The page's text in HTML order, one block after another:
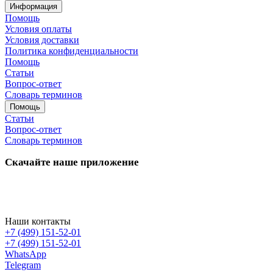
Информация
Помощь
Условия оплаты
Условия доставки
Политика конфиденциальности
Помощь
Статьи
Вопрос-ответ
Словарь терминов
Помощь
Статьи
Вопрос-ответ
Словарь терминов
Скачайте наше приложение
Наши контакты
+7 (499) 151-52-01
+7 (499) 151-52-01
WhatsApp
Telegram